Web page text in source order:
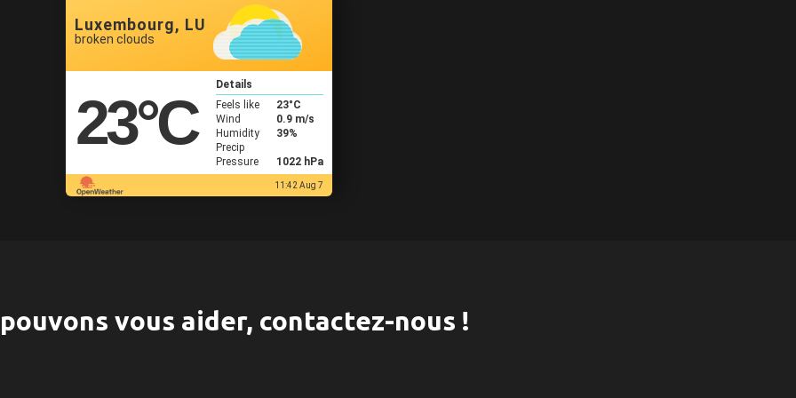
Luxembourg, LU
broken clouds
23°C
Details
Feels like
23°C
Wind
0.9 m/s
Humidity
39%
Precip
Pressure
1022 hPa
11:42 Aug 7
vous aider, contactez-nous !